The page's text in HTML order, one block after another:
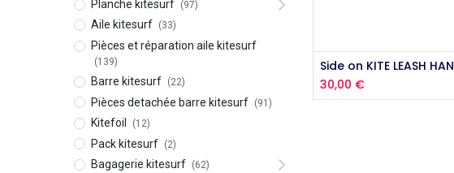
Planche kitesurf (97)
Aile kitesurf (33)
Pièces et réparation aile kitesurf
(139)
Barre kitesurf (22)
Pièces detachée barre kitesurf (91)
Kitefoil (12)
Pack kitesurf (2)
Bagagerie kitesurf (62)
Ajouter au panier
30,00 €